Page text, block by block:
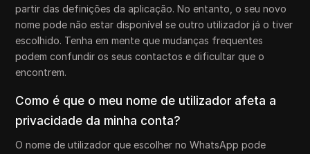
partir das definições da aplicação. No entanto, o seu novo
nome pode não estar disponível se outro utilizador já o tiver
escolhido. Tenha em mente que mudanças frequentes
podem confundir os seus contactos e dificultar que o
encontrem.
Como é que o meu nome de utilizador afeta a
privacidade da minha conta?
O nome de utilizador que escolher no WhatsApp pode